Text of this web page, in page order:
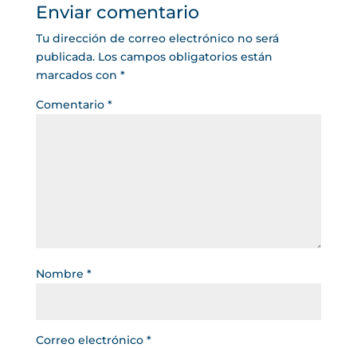
Enviar comentario
Tu dirección de correo electrónico no será
publicada. Los campos obligatorios están
marcados con *
Comentario *
Nombre *
Correo electrónico *